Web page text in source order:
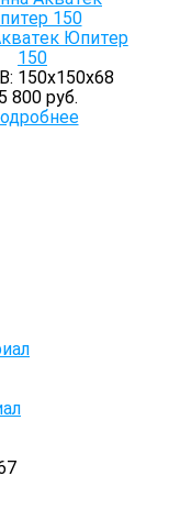
Юпитер
150
150х150х68
800 руб.